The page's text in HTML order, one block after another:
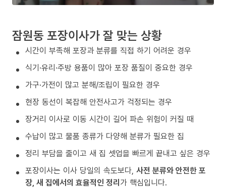
잠원동 포장이사가 잘 맞는 상황
시간이 부족해 포장과 분류를 직접 하기 어려운 경우
식기·유리·주방 용품이 많아 포장 품질이 중요한 경우
가구·가전이 많고 분해/조립이 필요한 경우
현장 동선이 복잡해 안전사고가 걱정되는 경우
장거리 이사로 이동 시간이 길어 파손 위험이 커질 때
수납이 많고 물품 종류가 다양해 분류가 필요한 집
정리 부담을 줄이고 새 집 셋업을 빠르게 끝내고 싶은 경우
포장이사는 이사 당일의 속도보다, 사전 분류와 안전한 포
장, 새 집에서의 효율적인 정리가 핵심입니다.